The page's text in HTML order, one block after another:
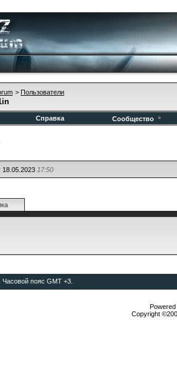
> Пользователи
Справка Сообщество
18.05.2023 17:50
. Часовой пояс GMT +3.
Copyright